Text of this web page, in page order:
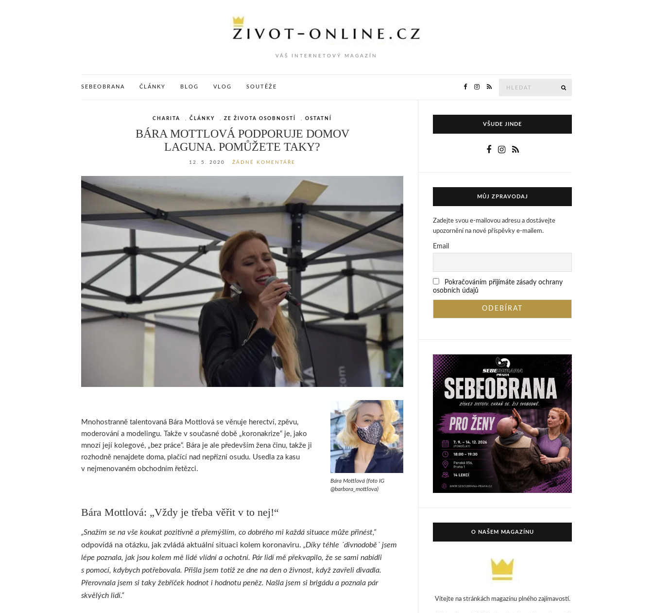
VÁŠ INTERNETOVÝ MAGAZÍN
SEBEOBRANA ČLÁNKY BLOG VLOG SOUTĚŽE
CHARITA ,ČLÁNKY ,ZE ŽIVOTA OSOBNOSTÍ ,OSTATNÍ
BÁRA MOTTLOVÁ PODPORUJE DOMOV
LAGUNA. POMŮŽETE TAKY?
12. 5. 2020 ŽÁDNÉ KOMENTÁŘE
Bára Mottlová (foto IG
@barbora_mottlova)
Mnohostranně talentovaná Bára Mottlová se věnuje herectví, zpěvu,
moderování a modelingu. Takže v současné době „koronakrize“ je, jako
mnozí její kolegové, „bez práce“. Bára je ale především žena činu, takže ji
rozhodně nenajdete doma, plačící nad nepřízní osudu. Usedla za kasu
v nejmenovaném obchodním řetězci.
Bára Mottlová: „Vždy je třeba věřit v to nej!“
„Snažím se na vše koukat pozitivně a přemýšlím, co dobrého mi každá situace může přinést,“
odpovídá na otázku, jak zvládá aktuální situaci kolem koronaviru. „Díky téhle ´divnodobě´ jsem
lépe poznala, jak jsou kolem mě lidé vlídní a ochotní. Pár lidí mě překvapilo, že se sami nabídli
s pomocí, kdybych potřebovala. Přišla jsem totiž ze dne na den o živnost, když zavřeli divadla.
Přerovnala jsem si taky žebříček hodnot i hodnotu peněz. Našla jsem si brigádu a poznala pár
skvělých lidí.“
VŠUDE JINDE
MŮJ ZPRAVODAJ
Zadejte svou e-mailovou adresu a dostávejte
upozornění na nové příspěvky e-mailem.
Email
Pokračováním přijímáte zásady ochrany
osobních údajů
O NAŠEM MAGAZÍNU
Vítejte na stránkách magazínu plného zajímavostí.